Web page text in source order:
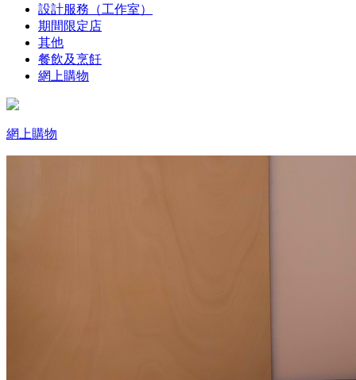
設計服務（工作室）
期間限定店
其他
餐飲及烹飪
網上購物
網上購物